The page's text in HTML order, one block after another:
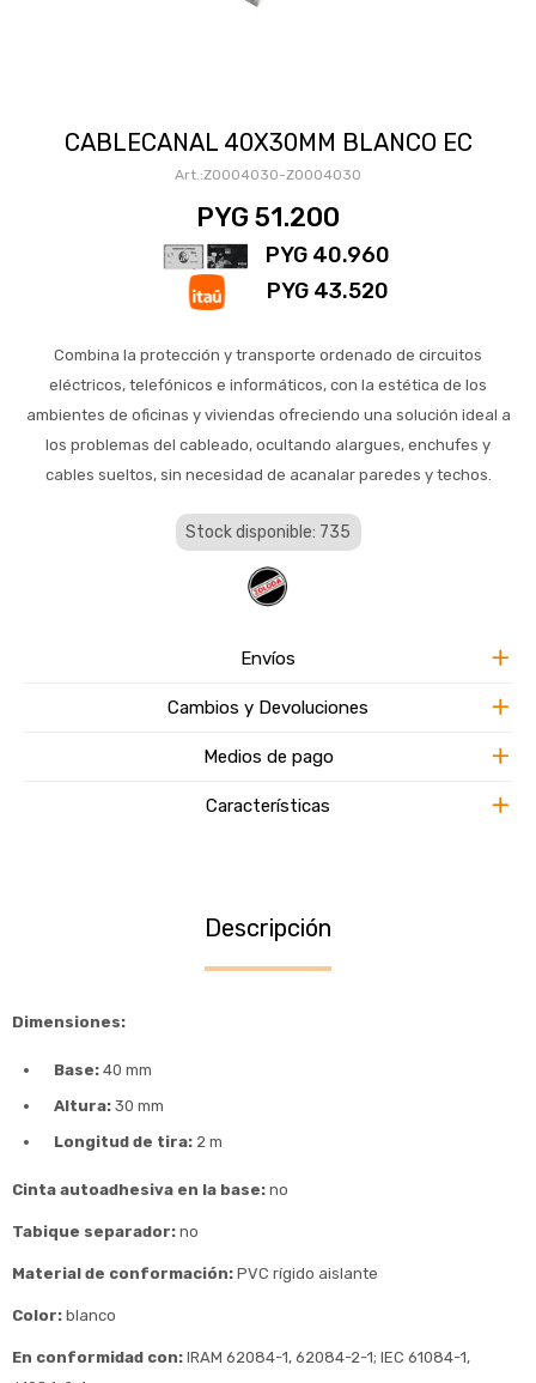
CABLECANAL 40X30MM BLANCO EC
ZO004030-ZO004030
PYG 51.200
PYG 40.960
PYG 43.520
Combina la protección y transporte ordenado de circuitos
eléctricos, telefónicos e informáticos, con la estética de los
ambientes de oficinas y viviendas ofreciendo una solución ideal a
los problemas del cableado, ocultando alargues, enchufes y
cables sueltos, sin necesidad de acanalar paredes y techos.
Stock disponible: 735
Envíos
Cambios y Devoluciones
Medios de pago
Características
Descripción
Dimensiones:
Base: 40 mm
Altura: 30 mm
Longitud de tira: 2 m
Cinta autoadhesiva en la base: no
Tabique separador: no
Material de conformación: PVC rígido aislante
Color: blanco
En conformidad con: IRAM 62084-1, 62084-2-1; IEC 61084-1,